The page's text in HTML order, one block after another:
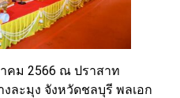
าคม 2566 ณ ปราสาท
ละมุง จังหวัดชลบุรี พลเอก